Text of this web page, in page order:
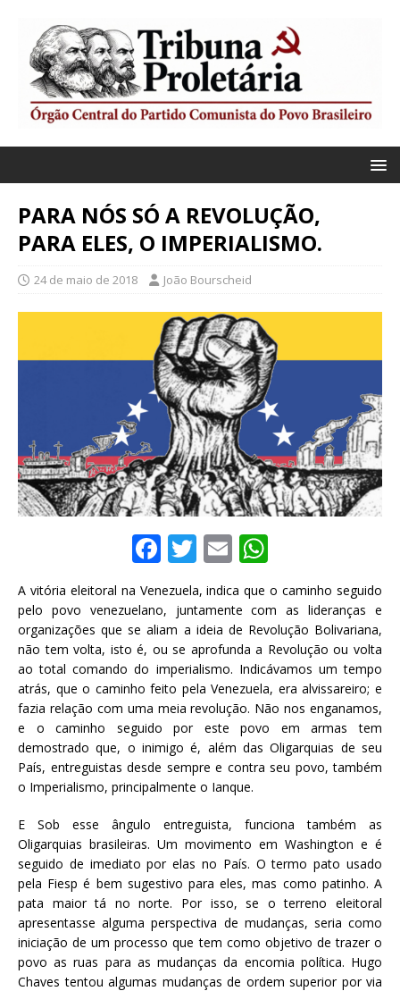
PARA NÓS SÓ A REVOLUÇÃO,
PARA ELES, O IMPERIALISMO.
24 de maio de 2018 João Bourscheid
F
c
e
b
o
o
k
T
w
it
te
r
E
ai
l
at
s
A
p
p
A vitória eleitoral na Venezuela, indica que o caminho seguido
pelo povo venezuelano, juntamente com as lideranças e
organizações que se aliam a ideia de Revolução Bolivariana,
não tem volta, isto é, ou se aprofunda a Revolução ou volta
ao total comando do imperialismo. Indicávamos um tempo
atrás, que o caminho feito pela Venezuela, era alvissareiro; e
fazia relação com uma meia revolução. Não nos enganamos,
e o caminho seguido por este povo em armas tem
demostrado que, o inimigo é, além das Oligarquias de seu
País, entreguistas desde sempre e contra seu povo, também
o Imperialismo, principalmente o Ianque.
E Sob esse ângulo entreguista, funciona também as
Oligarquias brasileiras. Um movimento em Washington e é
seguido de imediato por elas no País. O termo pato usado
pela Fiesp é bem sugestivo para eles, mas como patinho. A
pata maior tá no norte. Por isso, se o terreno eleitoral
apresentasse alguma perspectiva de mudanças, seria como
iniciação de um processo que tem como objetivo de trazer o
povo as ruas para as mudanças da encomia política. Hugo
Chaves tentou algumas mudanças de ordem superior por via